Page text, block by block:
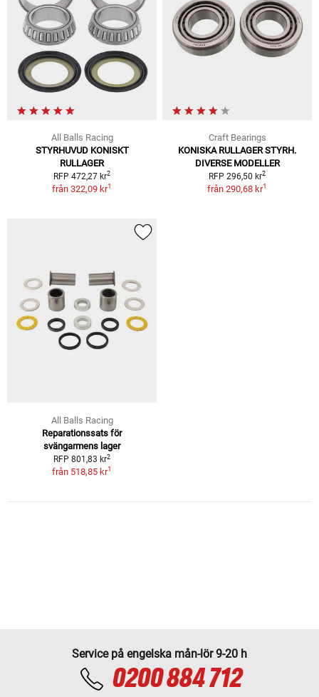
All Balls Racing
STYRHUVUD KONISKT
RULLAGER
RFP 472,27 kr2
från 322,09 kr1
Craft Bearings
KONISKA RULLAGER STYRH.
DIVERSE MODELLER
RFP 296,50 kr2
från 290,68 kr1
All Balls Racing
Reparationssats för
svängarmens lager
RFP 801,83 kr2
från 518,85 kr1
Service på engelska mån-lör 9-20 h
0200 884 712